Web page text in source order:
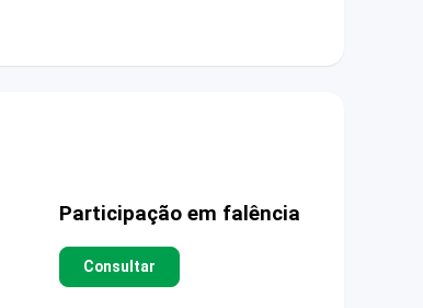
Participação em falência
Consultar